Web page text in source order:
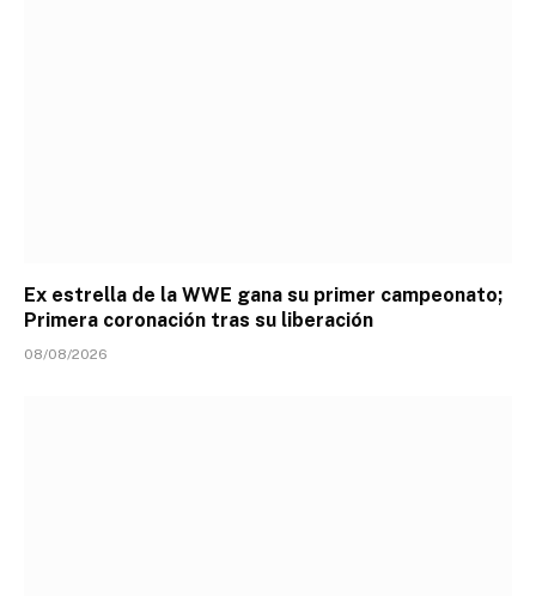
Ex estrella de la WWE gana su primer campeonato;
Primera coronación tras su liberación
08/08/2026